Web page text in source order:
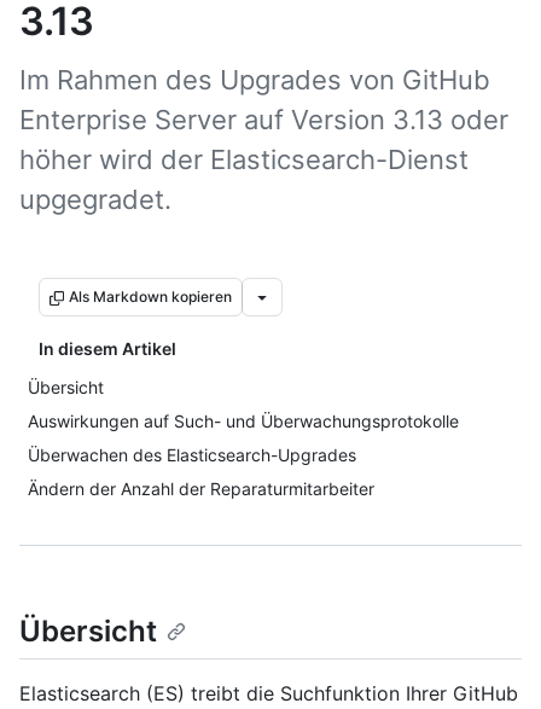
3.13
Im Rahmen des Upgrades von GitHub
Enterprise Server auf Version 3.13 oder
höher wird der Elasticsearch-Dienst
upgegradet.
Als Markdown kopieren
In diesem Artikel
Übersicht
Auswirkungen auf Such- und Überwachungsprotokolle
Überwachen des Elasticsearch-Upgrades
Ändern der Anzahl der Reparaturmitarbeiter
Übersicht
Elasticsearch (ES) treibt die Suchfunktion Ihrer GitHub